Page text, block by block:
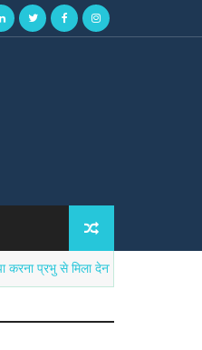
देना - त्रिपुरारी शर्मा